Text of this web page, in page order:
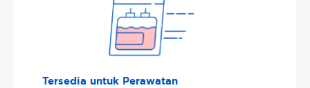
Tersedia untuk Perawatan